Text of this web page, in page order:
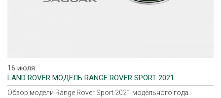
16 июля
LAND ROVER МОДЕЛЬ RANGE ROVER SPORT 2021
Обзор модели Range Rover Sport 2021 модельного года.